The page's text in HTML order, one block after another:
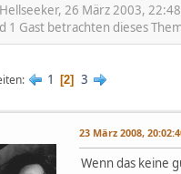
26 März 2003,
1 Gast betrachten dieses
1 2 3
23 März 2008,
Wenn das keine